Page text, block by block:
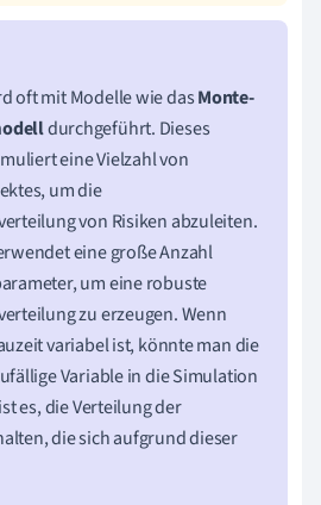
oft mit Modelle wie dasMonte-
durchgeführt. Dieses
eine Vielzahl von
um die
von Risiken abzuleiten.
eine große Anzahl
um eine robuste
zu erzeugen. Wenn
variabel ist, könnte man die
Variable in die Simulation
es, die Verteilung der
die sich aufgrund dieser